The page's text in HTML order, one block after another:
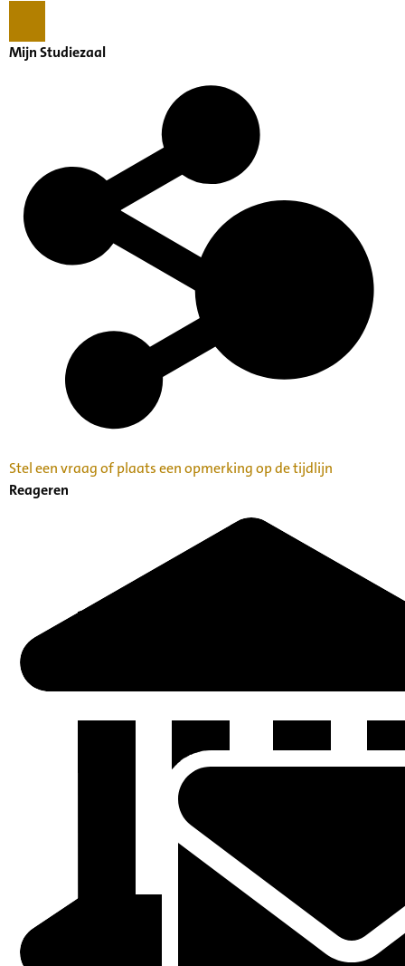
Mijn Studiezaal
Stel een vraag of plaats een opmerking op de tijdlijn
Reageren